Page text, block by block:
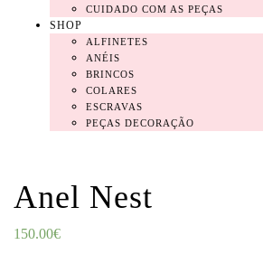
CUIDADO COM AS PEÇAS
SHOP
ALFINETES
ANÉIS
BRINCOS
COLARES
ESCRAVAS
PEÇAS DECORAÇÃO
Anel Nest
150.00€